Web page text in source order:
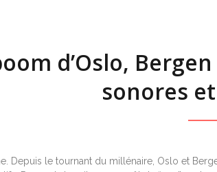
d’Oslo,
sonores
Depuis le tournant du millénaire, Oslo et